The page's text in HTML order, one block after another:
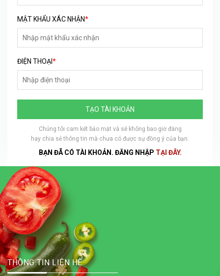
MẬT KHẨU XÁC NHẬN*
ĐIỆN THOẠI*
TẠO TÀI KHOẢN
Chúng tôi cam kết bảo mật và sẽ không bao giờ đăng
hay chia sẻ thông tin mà chưa có được sự đồng ý của bạn.
BẠN ĐÃ CÓ TÀI KHOẢN. ĐĂNG NHẬP TẠI ĐÂY.
THÔNG TIN LIÊN HỆ